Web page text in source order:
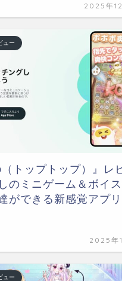
2025年
ュー
（トップトップ）』レ
のミニゲーム＆ボイ
ができる新感覚アプ
2025年
ュー